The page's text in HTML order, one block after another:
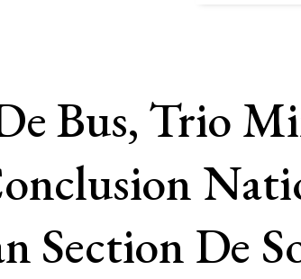
Bus, Trio
Section De